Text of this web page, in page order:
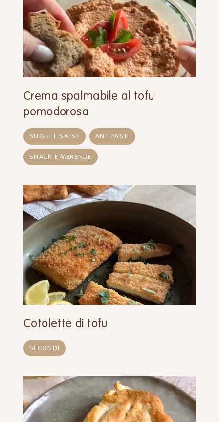
Crema spalmabile al tofu
pomodorosa
SUGHI E SALSE ANTIPASTI
SNACK E MERENDE
Cotolette di tofu
SECONDI